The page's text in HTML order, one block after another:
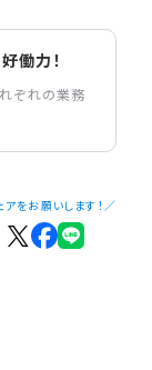
働力！
ぞれの業務
アをお願いします！／